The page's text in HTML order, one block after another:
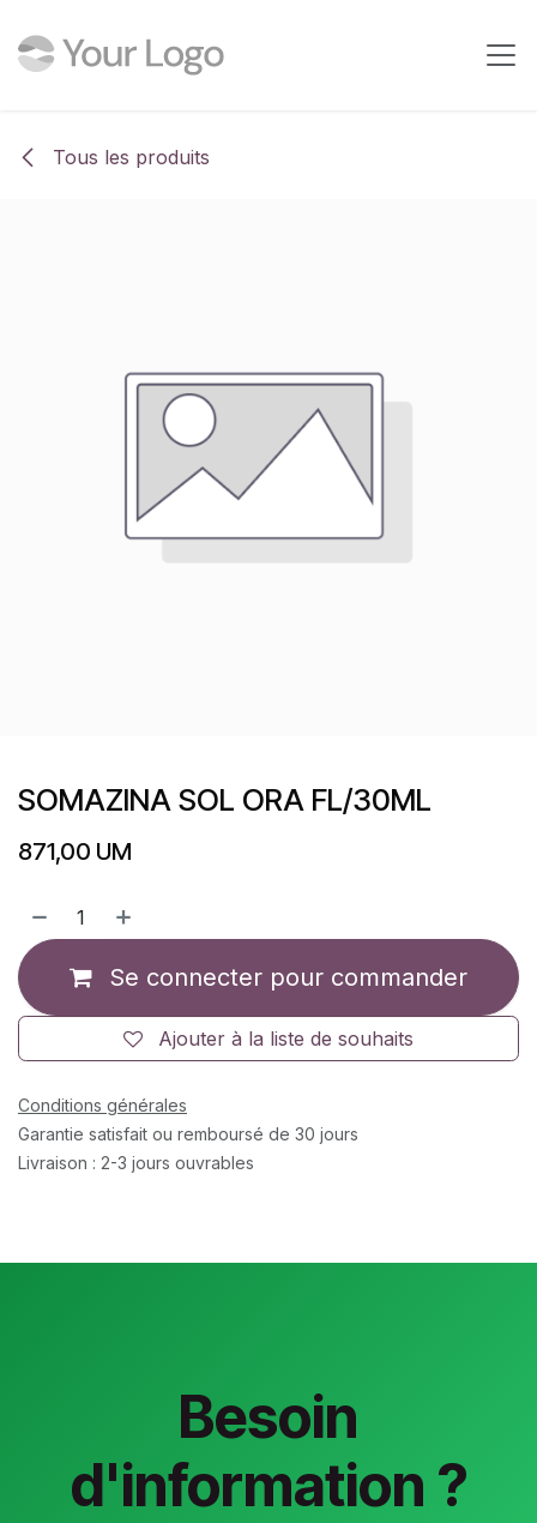
Tous les produits
SOMAZINA SOL ORA FL/30ML
871,00 UM
Se connecter pour commander
Ajouter à la liste de souhaits
Conditions générales
Garantie satisfait ou remboursé de 30 jours
Livraison : 2-3 jours ouvrables
Besoin
d'information ?